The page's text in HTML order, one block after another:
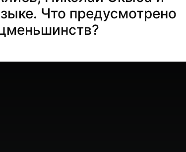
Что предусмотрено